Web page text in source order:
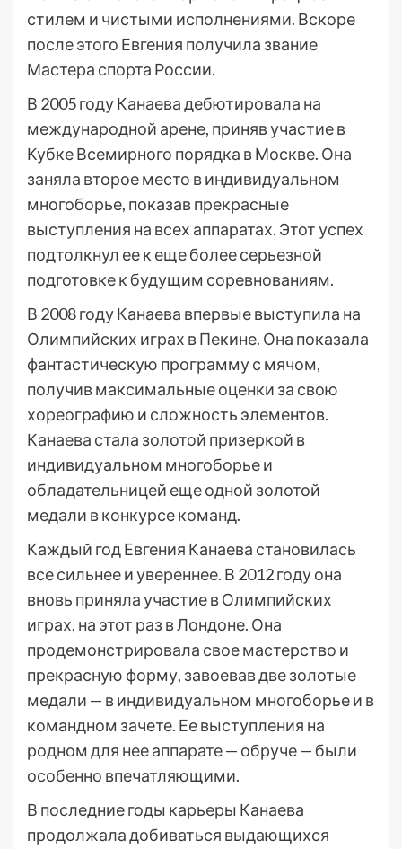
стилем и чистыми исполнениями. Вскоре
после этого Евгения получила звание
Мастера спорта России.
В 2005 году Канаева дебютировала на
международной арене, приняв участие в
Кубке Всемирного порядка в Москве. Она
заняла второе место в индивидуальном
многоборье, показав прекрасные
выступления на всех аппаратах. Этот успех
подтолкнул ее к еще более серьезной
подготовке к будущим соревнованиям.
В 2008 году Канаева впервые выступила на
Олимпийских играх в Пекине. Она показала
фантастическую программу с мячом,
получив максимальные оценки за свою
хореографию и сложность элементов.
Канаева стала золотой призеркой в
индивидуальном многоборье и
обладательницей еще одной золотой
медали в конкурсе команд.
Каждый год Евгения Канаева становилась
все сильнее и увереннее. В 2012 году она
вновь приняла участие в Олимпийских
играх, на этот раз в Лондоне. Она
продемонстрировала свое мастерство и
прекрасную форму, завоевав две золотые
медали — в индивидуальном многоборье и в
командном зачете. Ее выступления на
родном для нее аппарате — обруче — были
особенно впечатляющими.
В последние годы карьеры Канаева
продолжала добиваться выдающихся